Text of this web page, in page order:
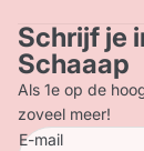
Schrijf je
Schaaap
Als 1e op de
zoveel meer!
E-mail